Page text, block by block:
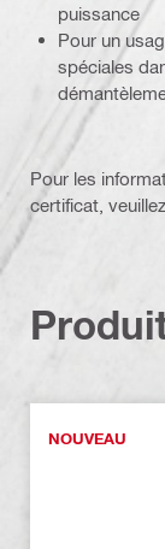
puissance
Pour un
spéciales
Pour les
certificat,
NOUVEAU